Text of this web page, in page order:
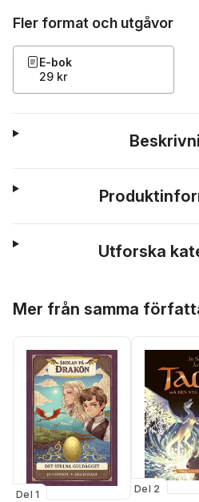
Fler format och utgåvor
E-bok
29 kr
Utforska
Mer från samma
Del 1 Del 2